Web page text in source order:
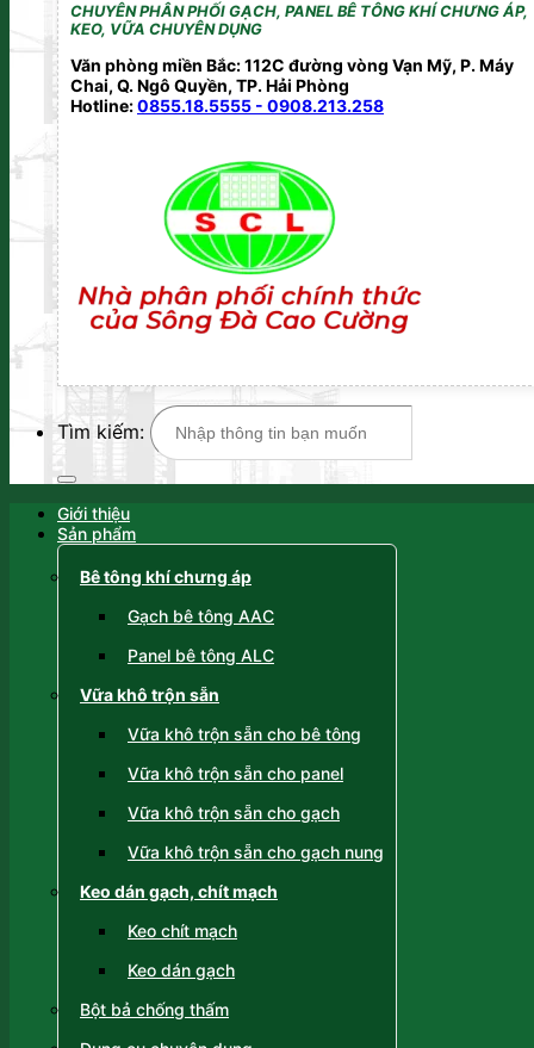
CHUYÊN PHÂN PHỐI GẠCH, PANEL BÊ TÔNG KHÍ CHƯNG ÁP,
KEO, VỮA CHUYÊN DỤNG
Văn phòng miền Bắc: 112C đường vòng Vạn Mỹ, P. Máy
Chai, Q. Ngô Quyền, TP. Hải Phòng
Hotline:0855.18.5555 - 0908.213.258
Tìm kiếm:
Giới thiệu
Sản phẩm
Bê tông khí chưng áp
Gạch bê tông AAC
Panel bê tông ALC
Vữa khô trộn sẵn
Vữa khô trộn sẵn cho bê tông
Vữa khô trộn sẵn cho panel
Vữa khô trộn sẵn cho gạch
Vữa khô trộn sẵn cho gạch nung
Keo dán gạch, chít mạch
Keo chít mạch
Keo dán gạch
Bột bả chống thấm